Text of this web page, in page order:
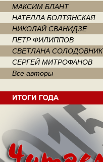
МАКСИМ БЛАНТ
НАТЕЛЛА БОЛТЯНСКАЯ
НИКОЛАЙ СВАНИДЗЕ
ПЕТР ФИЛИППОВ
СВЕТЛАНА СОЛОДОВНИК
СЕРГЕЙ МИТРОФАНОВ
Все авторы